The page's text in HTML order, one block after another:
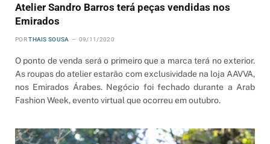
Atelier Sandro Barros terá peças vendidas nos
Emirados
POR THAIS SOUSA 09/11/2020
O ponto de venda será o primeiro que a marca terá no exterior.
As roupas do atelier estarão com exclusividade na loja AAVVA,
nos Emirados Árabes. Negócio foi fechado durante a Arab
Fashion Week, evento virtual que ocorreu em outubro.